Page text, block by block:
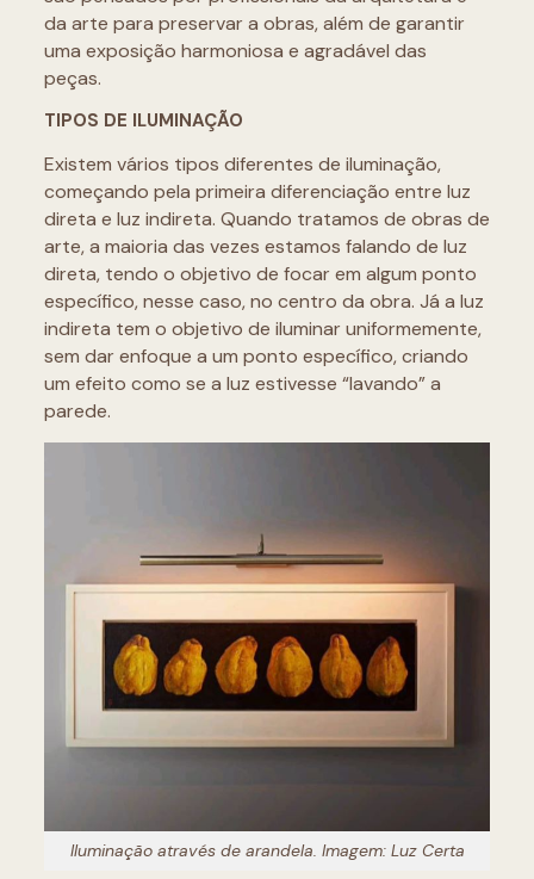
da arte para preservar a obras, além de garantir
uma exposição harmoniosa e agradável das
peças.
TIPOS DE ILUMINAÇÃO
Existem vários tipos diferentes de iluminação,
começando pela primeira diferenciação entre luz
direta e luz indireta. Quando tratamos de obras de
arte, a maioria das vezes estamos falando de luz
direta, tendo o objetivo de focar em algum ponto
específico, nesse caso, no centro da obra. Já a luz
indireta tem o objetivo de iluminar uniformemente,
sem dar enfoque a um ponto específico, criando
um efeito como se a luz estivesse “lavando” a
parede.
Iluminação através de arandela. Imagem: Luz Certa